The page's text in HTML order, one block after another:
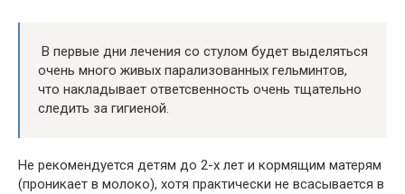
В первые дни лечения со стулом будет выделяться
очень много живых парализованных гельминтов,
что накладывает ответсвенность очень тщательно
следить за гигиеной.
Не рекомендуется детям до 2-х лет и кормящим матерям
(проникает в молоко), хотя практически не всасывается в